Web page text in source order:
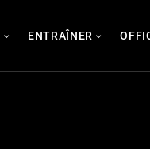
ENTRAÎNER